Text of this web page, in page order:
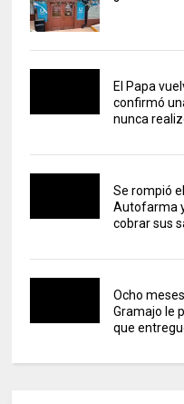
El Papa
confirmó
nunca
Se rompió
Autofarma
cobrar sus
Ocho
Gramajo le
que